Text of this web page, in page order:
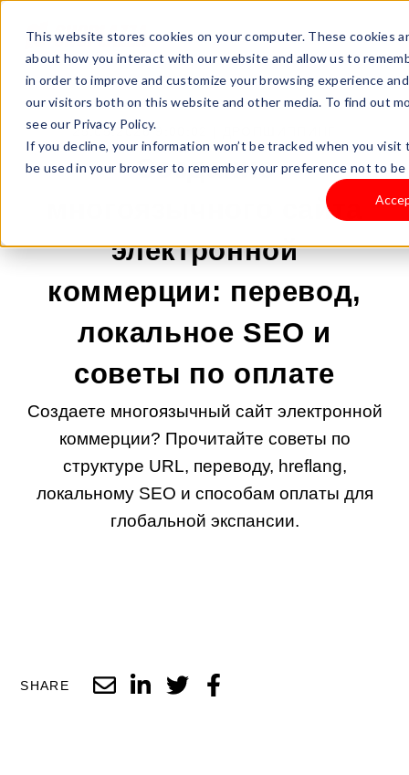
This website stores cookies on your computer. These cookies
about how you interact with our website and allow us to
in order to improve and customize your browsing experience
our visitors both on this website and other media. To find out
see our Privacy Policy.
If you decline, your information won’t be tracked when you
be used in your browser to remember your preference not to
25.05.2026 9:00:02 |
Создание
многоязычного сайта
электронной
коммерции: перевод,
локальное SEO и
советы по оплате
Создаете многоязычный сайт электронной
коммерции? Прочитайте советы по
структуре URL, переводу, hreflang,
локальному SEO и способам оплаты для
глобальной экспансии.
SHARE